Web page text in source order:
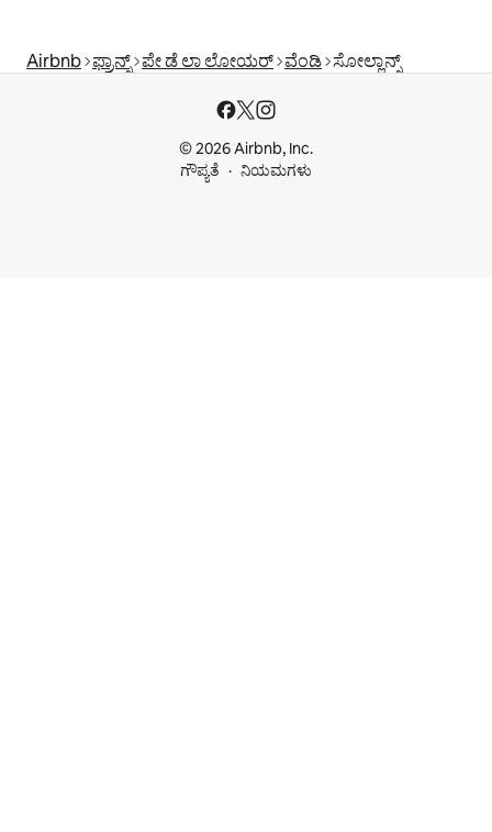
Airbnb ಫ್ರಾನ್ಸ್ ಪೇ ಡೆ ಲಾ ಲೋಯರ್ ವೆಂಡಿ ಸೋಲ್ಲಾನ್ಸ್
© 2026 Airbnb, Inc.
ಗೌಪ್ಯತೆ
ನಿಯಮಗಳು